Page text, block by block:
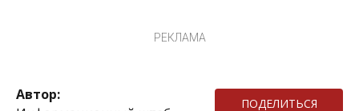
РЕКЛАМА
Автор:
ПОДЕЛИТЬСЯ